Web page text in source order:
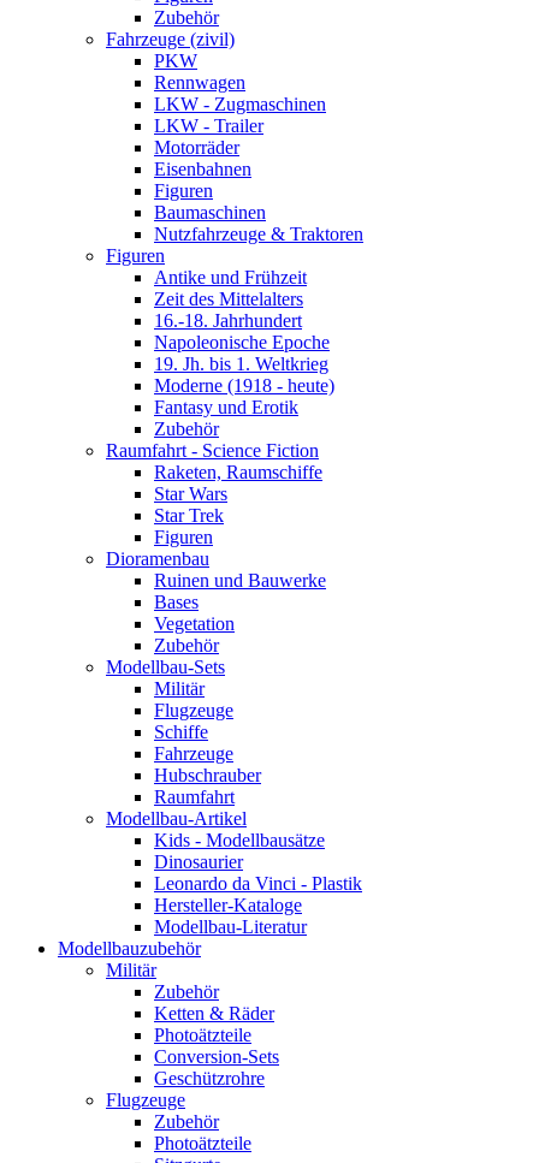
Zubehör
Fahrzeuge (zivil)
PKW
Rennwagen
LKW - Zugmaschinen
LKW - Trailer
Motorräder
Eisenbahnen
Figuren
Baumaschinen
Nutzfahrzeuge & Traktoren
Figuren
Antike und Frühzeit
Zeit des Mittelalters
16.-18. Jahrhundert
Napoleonische Epoche
19. Jh. bis 1. Weltkrieg
Moderne (1918 - heute)
Fantasy und Erotik
Zubehör
Raumfahrt - Science Fiction
Raketen, Raumschiffe
Star Wars
Star Trek
Figuren
Dioramenbau
Ruinen und Bauwerke
Bases
Vegetation
Zubehör
Modellbau-Sets
Militär
Flugzeuge
Schiffe
Fahrzeuge
Hubschrauber
Raumfahrt
Modellbau-Artikel
Kids - Modellbausätze
Dinosaurier
Leonardo da Vinci - Plastik
Hersteller-Kataloge
Modellbau-Literatur
Modellbauzubehör
Militär
Zubehör
Ketten & Räder
Photoätzteile
Conversion-Sets
Geschützrohre
Flugzeuge
Zubehör
Photoätzteile